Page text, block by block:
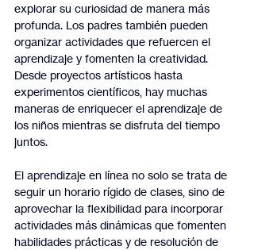
explorar su curiosidad de manera más
profunda. Los padres también pueden
organizar actividades que refuercen el
aprendizaje y fomenten la creatividad.
Desde proyectos artísticos hasta
experimentos científicos, hay muchas
maneras de enriquecer el aprendizaje de
los niños mientras se disfruta del tiempo
juntos.
El aprendizaje en línea no solo se trata de
seguir un horario rígido de clases, sino de
aprovechar la flexibilidad para incorporar
actividades más dinámicas que fomenten
habilidades prácticas y de resolución de